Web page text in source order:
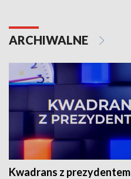
ARCHIWALNE
Kwadrans z prezydentem